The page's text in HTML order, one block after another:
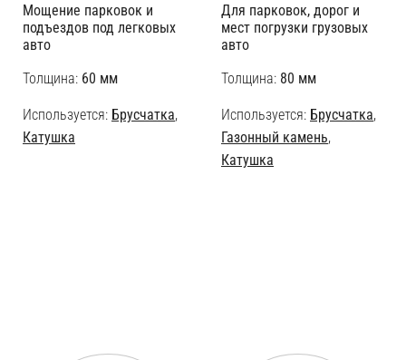
Мощение парковок и
подъездов под легковых
авто
Толщина: 60 мм
Используется: Брусчатка,
Катушка
Для парковок, дорог и
мест погрузки грузовых
авто
Толщина: 80 мм
Используется: Брусчатка,
Газонный камень,
Катушка